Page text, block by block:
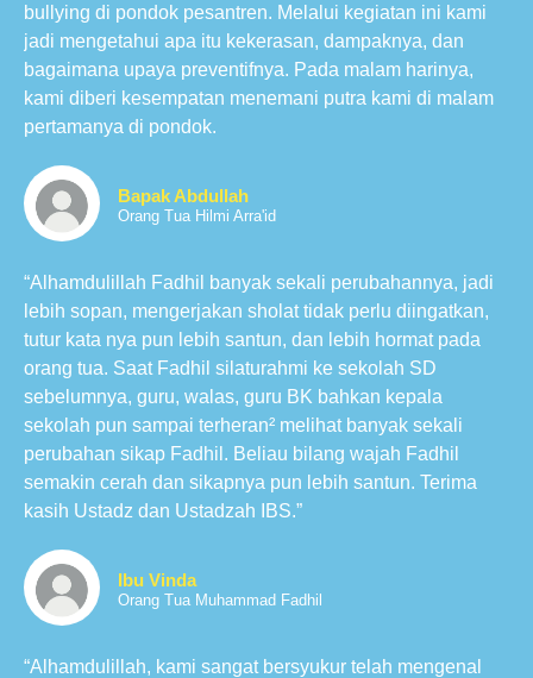
bullying di pondok pesantren. Melalui kegiatan ini kami
jadi mengetahui apa itu kekerasan, dampaknya, dan
bagaimana upaya preventifnya. Pada malam harinya,
kami diberi kesempatan menemani putra kami di malam
pertamanya di pondok.
Bapak Abdullah
Orang Tua Hilmi Arra'id
“Alhamdulillah Fadhil banyak sekali perubahannya, jadi
lebih sopan, mengerjakan sholat tidak perlu diingatkan,
tutur kata nya pun lebih santun, dan lebih hormat pada
orang tua. Saat Fadhil silaturahmi ke sekolah SD
sebelumnya, guru, walas, guru BK bahkan kepala
sekolah pun sampai terheran² melihat banyak sekali
perubahan sikap Fadhil. Beliau bilang wajah Fadhil
semakin cerah dan sikapnya pun lebih santun. Terima
kasih Ustadz dan Ustadzah IBS.”
Ibu Vinda
Orang Tua Muhammad Fadhil
“Alhamdulillah, kami sangat bersyukur telah mengenal